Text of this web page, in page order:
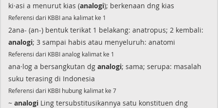
ki·asi a menurut kias (analogi); berkenaan dng kias
Referensi dari KBBI ana kalimat ke 1
2ana- (an-) bentuk terikat 1 belakang: anatropus; 2 kembali:
analogi; 3 sampai habis atau menyeluruh: anatomi
Referensi dari KBBI analog kalimat ke 1
ana·log a bersangkutan dg analogi; sama; serupa: masalah
suku terasing di Indonesia
Referensi dari KBBI hubung kalimat ke 7
~ analogi Ling tersubstitusikannya satu konstituen dng